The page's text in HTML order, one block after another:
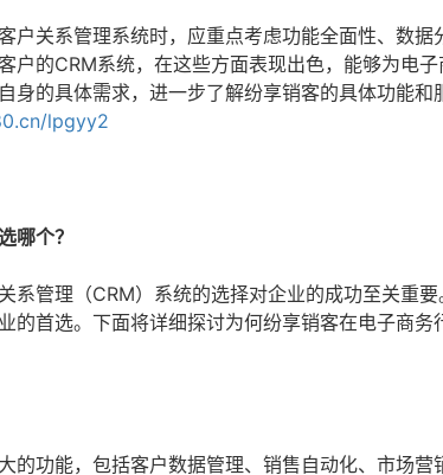
户关系管理系统时，应重点考虑功能全面性、数据
户的CRM系统，在这些方面表现出色，能够为电
身的具体需求，进一步了解纷享销客的具体功能和
lpgyy2
哪个？
系管理（CRM）系统的选择对企业的成功至关重
的首选。下面将详细探讨为何纷享销客在电子商
的功能，包括客户数据管理、销售自动化、市场